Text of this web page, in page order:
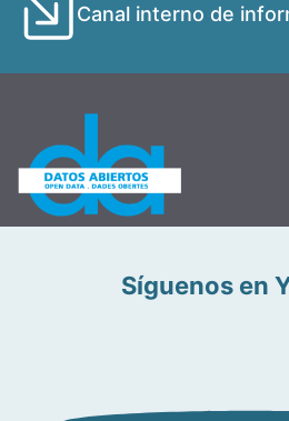
Canal interno de
Síguenos en